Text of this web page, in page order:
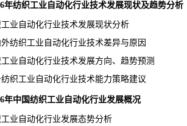
年纺织工业自动化行业技术发展现状及趋势分析
自动化行业技术发展现状分析
织工业自动化行业技术差异与原因
自动化行业技术发展方向、趋势预测
工业自动化行业技术能力策略建议
年中国纺织工业自动化行业发展概况
自动化行业发展态势分析